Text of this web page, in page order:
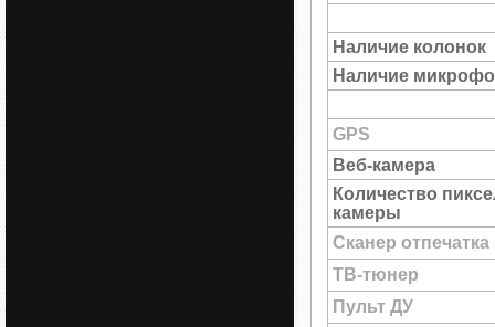
Наличие колонок
Наличие
GPS
Веб-камера
Количество
камеры
Сканер
ТВ-тюнер
Пульт ДУ